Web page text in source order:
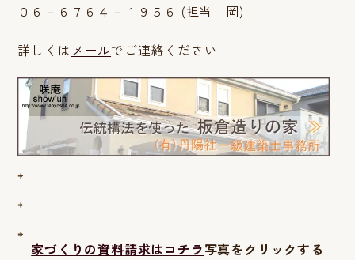
０６－６７６４－１９５６ (担当 岡)
詳しくは メールでご連絡ください
家づくりの資料請求はコチラ写真をクリックする